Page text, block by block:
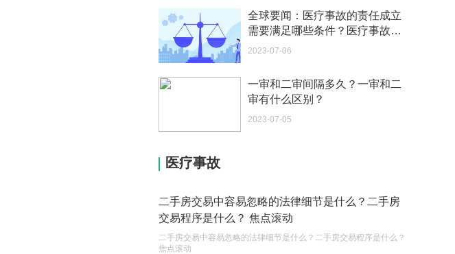
如何续签居住证 我的1月7日到期
2023-05-04
中介说商务签转工作签证合法吗 应该向哪个国家机
2023-05-04
你好 我需要申请去美国结婚的签证 过程是什么？
代理权的产生原因是什么？当我国没有外贸经营权
权利和责任是什么？
2023-05-04
单纯的遗产赠要缴税吗？
2023-05-05
全球要闻：医疗事故的责任成立
需要满足哪些条件？医疗事故起
诉需要什么材料？
2023-07-06
一审和二审间隔多久？一审和二
审有什么区别？
2023-07-05
医疗事故
二手房交易中容易忽略的法律细节是什么？二手房
交易程序是什么？ 焦点滚动
二手房交易中容易忽略的法律细节是什么？二手房交易程序是什么？
焦点滚动